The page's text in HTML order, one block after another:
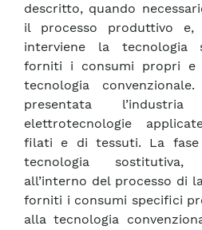
descritto, quando
il processo produttivo
interviene la tecnologia
forniti i consumi propri
tecnologia
presentata
elettrotecnologie
filati e di tessuti. La
tecnologia sostitutiva,
all’interno del processo di
forniti i consumi specifici
alla tecnologia